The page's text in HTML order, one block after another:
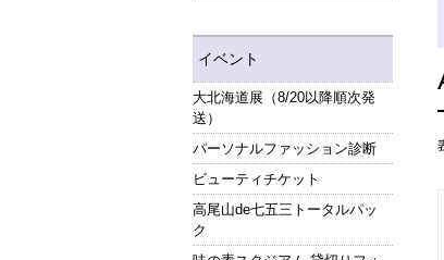
イベント
大北海道展（8/20以降順次発
送）
パーソナルファッション診断
ビューティチケット
高尾山de七五三トータルパッ
ク